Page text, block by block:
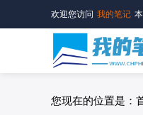
欢迎您访问 我的笔记
您现在的位置是：